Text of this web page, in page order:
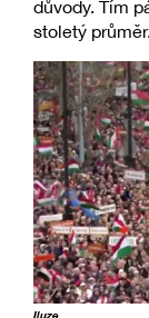
důvody. Tím
stoletý
Iluze